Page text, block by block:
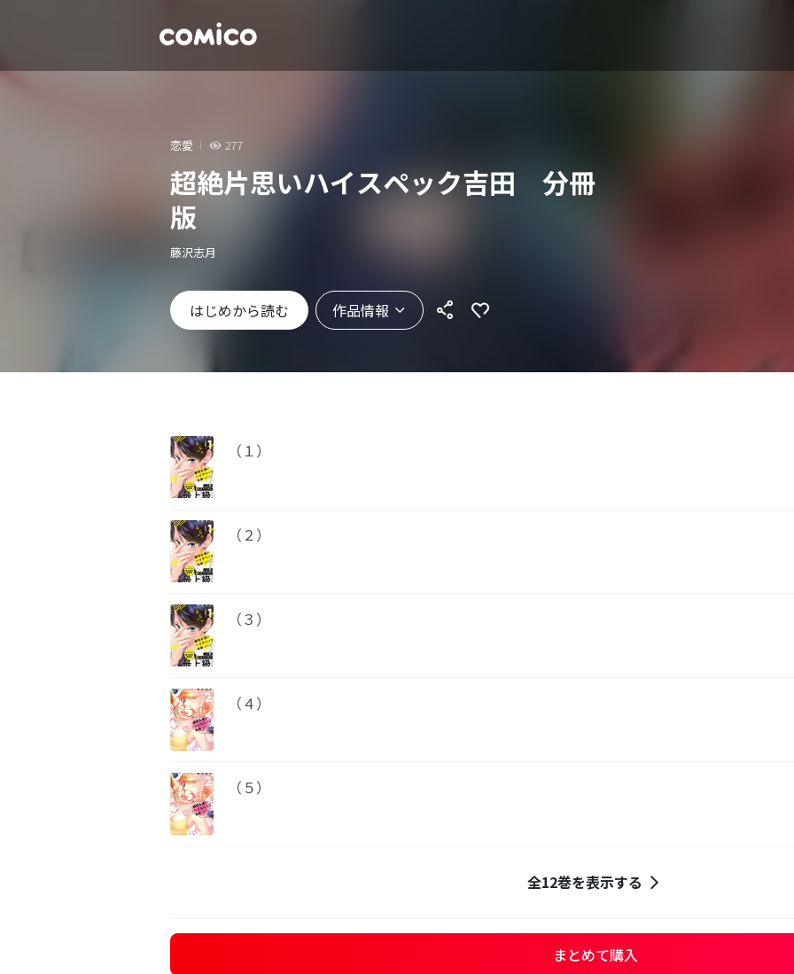
恋愛 277
超絶片思いハイスペック吉田 分冊
版
藤沢志月
はじめから読む 作品情報
（１）
（２）
（３）
（４）
（５）
全12巻を表示する
まとめて購入